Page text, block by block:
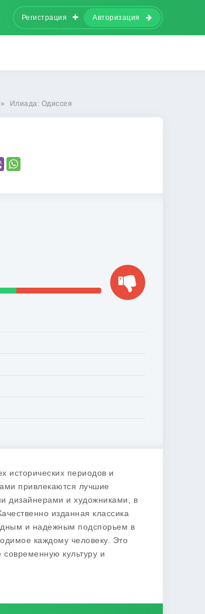
Регистрация Авторизация
» Илиада: Одиссея
исторических периодов и
привлекаются лучшие
дизайнерами и художниками, в
изданная классика
и надежным подспорьем в
каждому человеку. Это
культуру и